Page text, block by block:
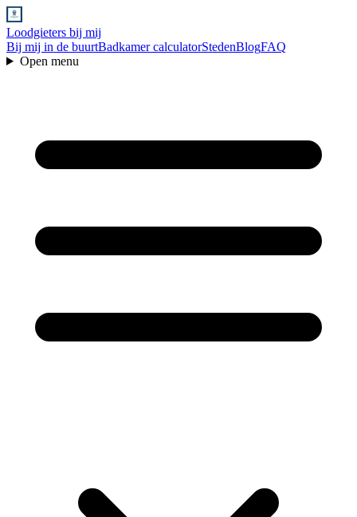
Loodgieters bij mij
Bij mij in de buurtBadkamer calculatorStedenBlogFAQ
Open menu